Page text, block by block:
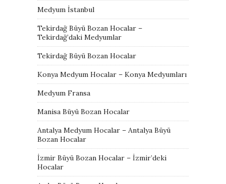
Medyum İstanbul
Tekirdağ Büyü Bozan Hocalar –
Tekirdağ’daki Medyumlar
Tekirdağ Büyü Bozan Hocalar
Konya Medyum Hocalar – Konya Medyumları
Medyum Fransa
Manisa Büyü Bozan Hocalar
Antalya Medyum Hocalar – Antalya Büyü
Bozan Hocalar
İzmir Büyü Bozan Hocalar – İzmir’deki
Hocalar